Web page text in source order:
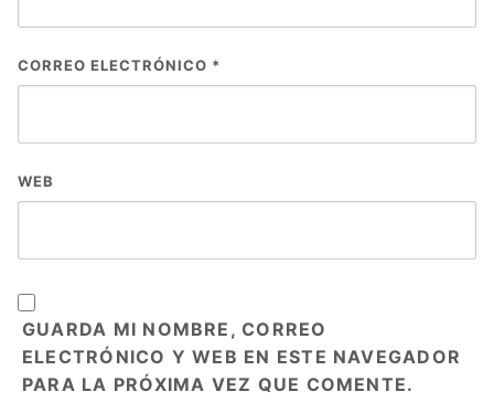
CORREO ELECTRÓNICO *
WEB
GUARDA MI NOMBRE, CORREO
ELECTRÓNICO Y WEB EN ESTE NAVEGADOR
PARA LA PRÓXIMA VEZ QUE COMENTE.